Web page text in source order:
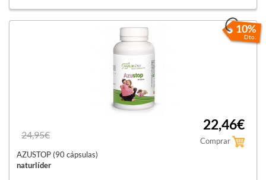
10%
Dto.
24,95€
22,46€
Comprar
AZUSTOP (90 cápsulas)
naturlíder